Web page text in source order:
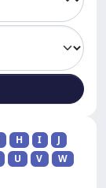
H I
J
U V
W